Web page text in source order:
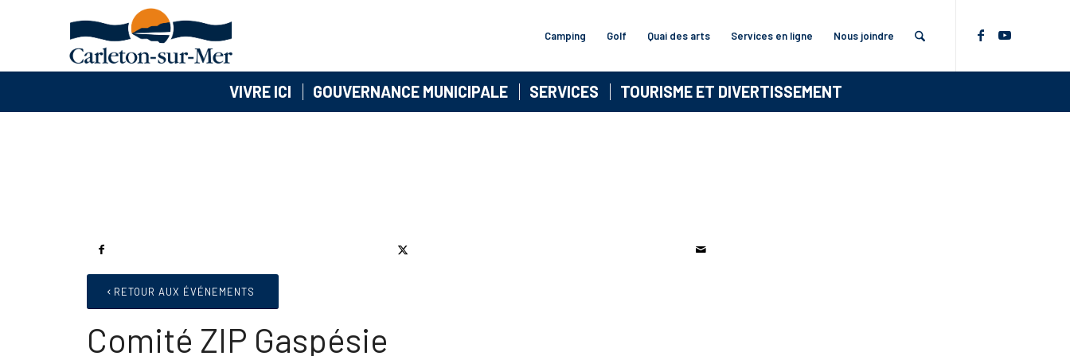
Camping Golf Quai des arts Services en ligne Nous joindre
VIVRE ICI GOUVERNANCE MUNICIPALE SERVICES TOURISME ET DIVERTISSEMENT
RETOUR AUX ÉVÉNEMENTS
Comité ZIP Gaspésie